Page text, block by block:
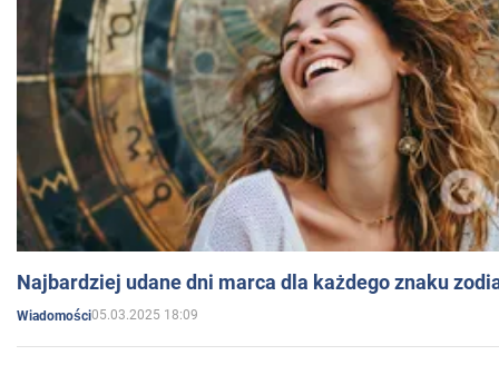
Najbardziej udane dni marca dla każdego znaku
Wiadomości05.03.2025 18:09